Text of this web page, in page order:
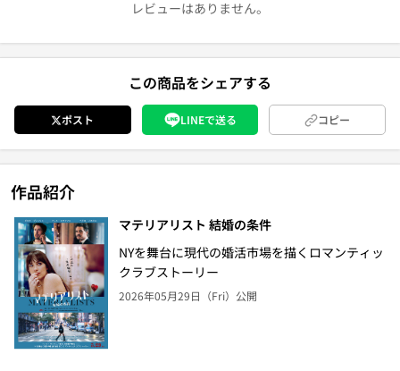
レビューはありません。
この商品をシェアする
ポスト LINEで送る コピー
作品紹介
マテリアリスト 結婚の条件
NYを舞台に現代の婚活市場を描くロマンティッ
クラブストーリー
2026年05月29日（Fri）公開